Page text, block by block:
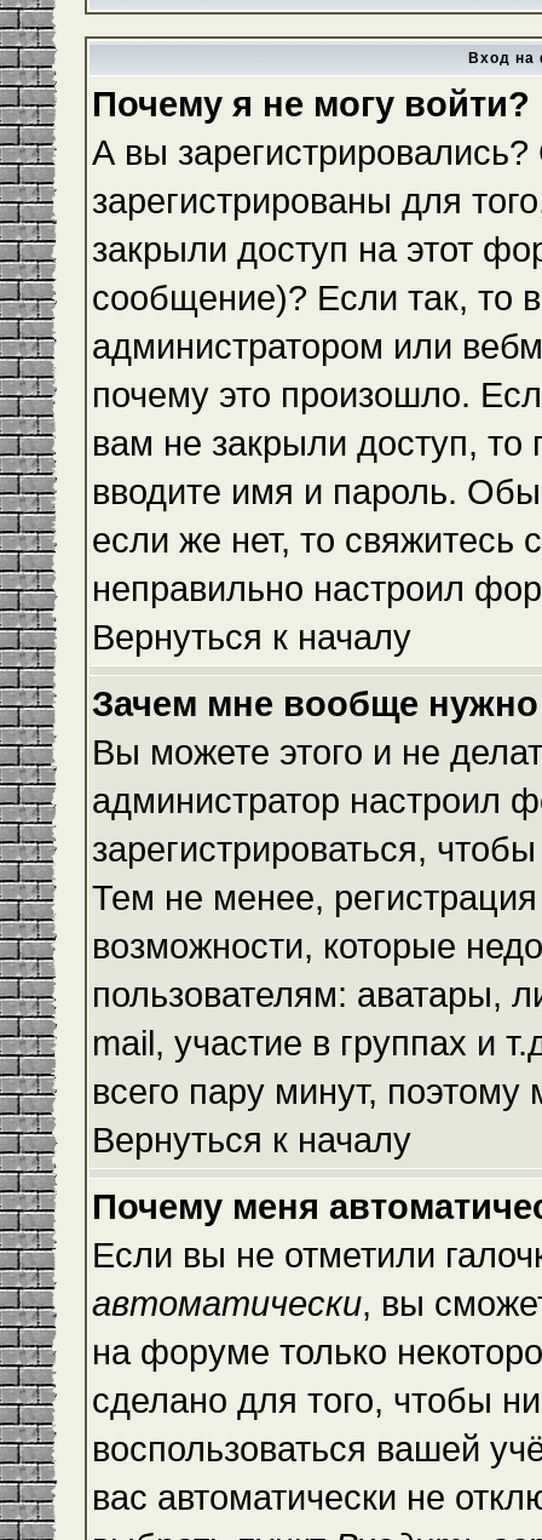
Вход на
Почему я не могу войти?
А вы
зарегистрированы для
закрыли доступ на этот
сообщение)? Если так, то
администратором или
почему это произошло.
вам не закрыли доступ,
вводите имя и пароль.
если же нет, то свяжитесь
неправильно настроил
Вернуться к началу
Зачем мне вообще нужно
Вы можете этого и не
администратор настроил
зарегистрироваться,
Тем не менее,
возможности, которые
пользователям: аватары,
mail, участие в группах и
всего пару минут,
Вернуться к началу
Почему меня
Если вы не отметили
автоматически, вы
на форуме только
сделано для того, чтобы
воспользоваться вашей
вас автоматически не